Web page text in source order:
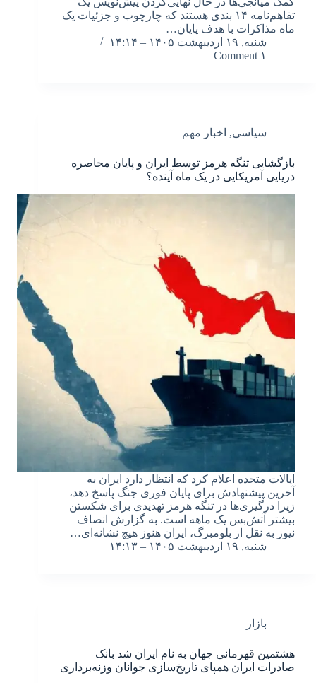
تفاهم‌نامه ۱۴ بندی هستند که چارچوب و جزئیات یک
ماه مذاکرات با هدف پایان…
شنبه, ۱۹ اردیبهشت ۱۴۰۵ – ۱۴:۱۴
۱ Comment
سیاسی, اخبار مهم
بازگشایی تنگه هرمز توسط ایران و پایان محاصره
دریایی آمریکایی در یک ماه آینده؟
ایالات متحده اعلام کرد که انتظار دارد ایران به
آخرین پیشنهادش برای پایان فوری جنگ پاسخ دهد،
زیرا درگیری‌ها در تنگه هرمز تهدیدی برای شکستن
بیشتر آتش‌بس یک ماهه است. به گزارش انصاف
نیوز به نقل از بلومبرگ، ایران هنوز هیچ نشانه‌ای…
شنبه, ۱۹ اردیبهشت ۱۴۰۵ – ۱۴:۱۳
بازار
هشتمین قهرمانی جهان به نام ایران شد بانک
صادرات ایران همپای تاریخ‌سازی جوانان وزنه‌برداری